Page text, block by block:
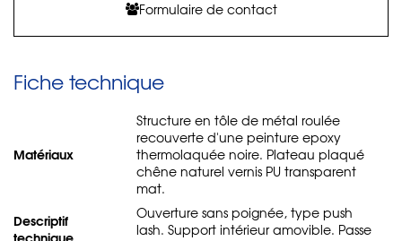
Formulaire de contact
Fiche technique
Matériaux
Structure en tôle de métal roulée
recouverte d'une peinture epoxy
thermolaquée noire. Plateau plaqué
chêne naturel vernis PU transparent
mat.
Descriptif
technique
Ouverture sans poignée, type push
lash. Support intérieur amovible. Passe